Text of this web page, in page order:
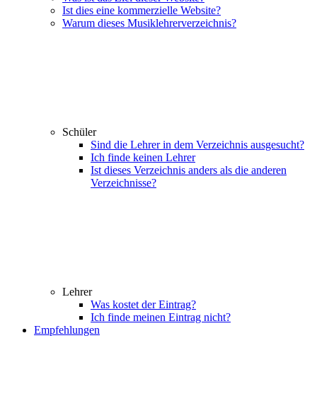
Ist dies eine kommerzielle Website?
Warum dieses Musiklehrerverzeichnis?
Schüler
Sind die Lehrer in dem Verzeichnis ausgesucht?
Ich finde keinen Lehrer
Ist dieses Verzeichnis anders als die anderen
Verzeichnisse?
Lehrer
Was kostet der Eintrag?
Ich finde meinen Eintrag nicht?
Empfehlungen